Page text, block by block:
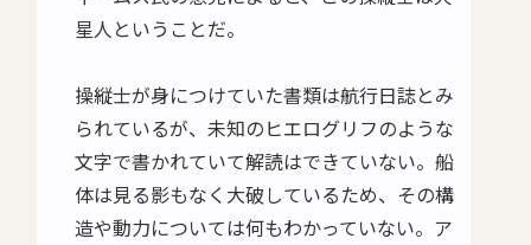
星人ということだ。
操縦士が身につけていた書類は航行日誌とみ
られているが、未知のヒエログリフのような
文字で書かれていて解読はできていない。船
体は見る影もなく大破しているため、その構
造や動力については何もわかっていない。ア